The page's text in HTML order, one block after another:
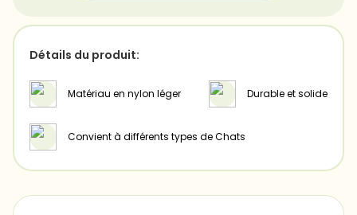
Détails du produit:
Matériau en nylon léger Durable et solide
Convient à différents types de Chats